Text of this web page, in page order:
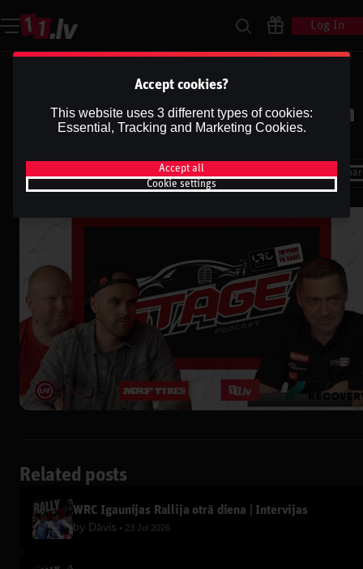
Log In
STAGE | Latvijas rallija
čempionāts | Rallijs Kurzeme un
Dāvis 9 Jun 2026
Related posts
WRC Igaunijas Rallija otrā diena | Intervijas
by Dāvis 23 Jul 2026
Accept cookies?
This website uses 3 different types of cookies:
Essential, Tracking and Marketing Cookies.
Accept all
Cookie settings